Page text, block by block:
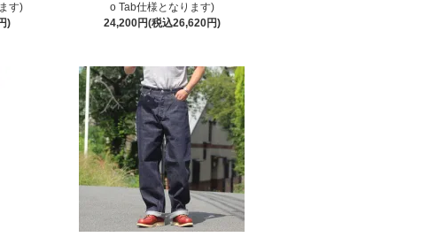
す)
)
o Tab仕様となります)
24,200円(税込26,620円)